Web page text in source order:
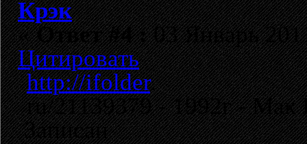
Крэк
«Ответ #4 :03 Январь
Цитировать
http://ifolder.
ru/21139379 - 1992г - Мак
Записан